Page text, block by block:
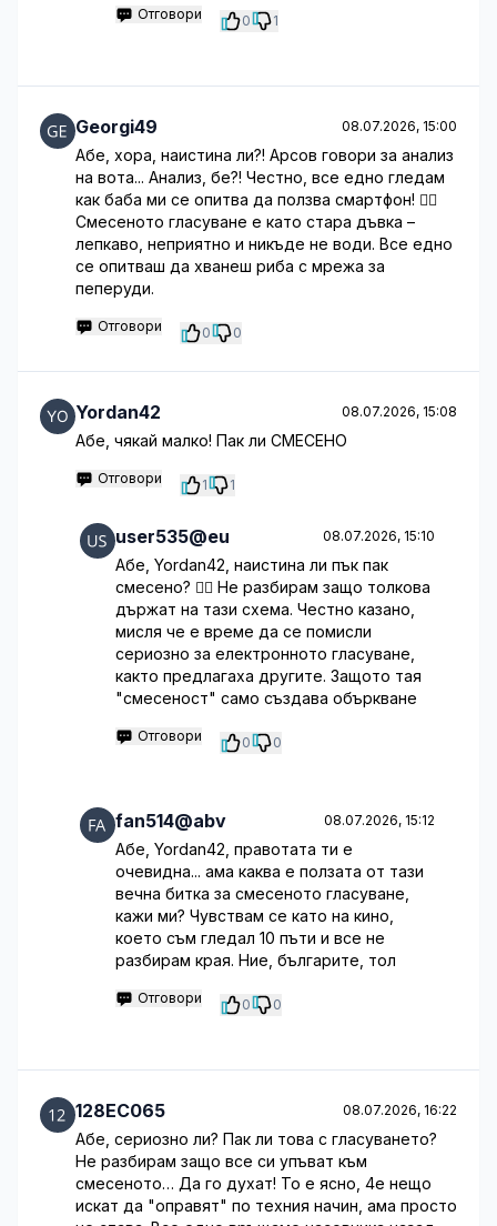
Отговори 0 1
Georgi49 08.07.2026, 15:00
Абе, хора, наистина ли?! Арсов говори за анализ
на вота... Анализ, бе?! Честно, все едно гледам
как баба ми се опитва да ползва смартфон! 🤦‍♀️
Смесеното гласуване е като стара дъвка –
лепкаво, неприятно и никъде не води. Все едно
се опитваш да хванеш риба с мрежа за
пеперуди.
Отговори 0 0
Yordan42 08.07.2026, 15:08
Абе, чякай малко! Пак ли СМЕСЕНО
Отговори 1 1
user535@eu 08.07.2026, 15:10
Абе, Yordan42, наистина ли пък пак
смесено? 🤦‍♀️ Не разбирам защо толкова
държат на тази схема. Честно казано,
мисля че е време да се помисли
сериозно за електронното гласуване,
както предлагаха другите. Защото тая
"смесеност" само създава объркване
Отговори 0 0
fan514@abv 08.07.2026, 15:12
Абе, Yordan42, правотата ти е
очевидна... ама каква е ползата от тази
вечна битка за смесеното гласуване,
кажи ми? Чувствам се като на кино,
което съм гледал 10 пъти и все не
разбирам края. Ние, българите, тол
Отговори 0 0
128EC065 08.07.2026, 16:22
Абе, сериозно ли? Пак ли това с гласуването?
Не разбирам защо все си упъват към
смесеното… Да го духат! То е ясно, 4е нещо
искат да "оправят" по техния начин, ама просто